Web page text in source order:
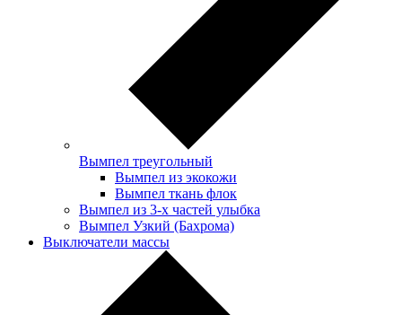
Вымпел треугольный
Вымпел из экокожи
Вымпел ткань флок
Вымпел из 3-х частей улыбка
Вымпел Узкий (Бахрома)
Выключатели массы